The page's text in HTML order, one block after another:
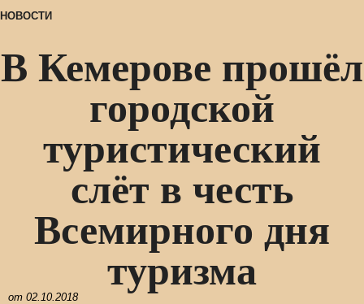
НОВОСТИ
В Кемерове прошёл
городской
туристический
слёт в честь
Всемирного дня
туризма
от 02.10.2018